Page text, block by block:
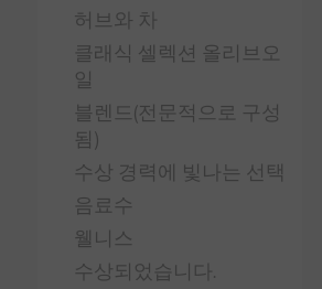
허브와 차
클래식 셀렉션 올리브오
일
블렌드(전문적으로 구성
됨)
수상 경력에 빛나는 선택
음료수
웰니스
수상되었습니다.